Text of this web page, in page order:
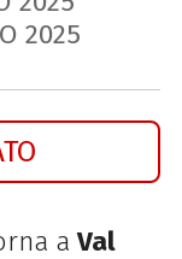
2025
aVal